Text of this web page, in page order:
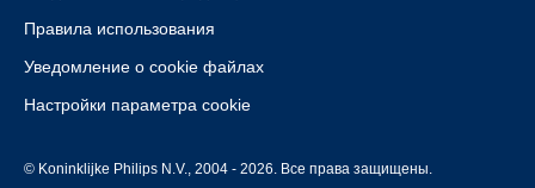
Правила использования
Уведомление о cookie файлах
Настройки параметра cookie
© Koninklijke Philips N.V., 2004 - 2026. Все права защищены.